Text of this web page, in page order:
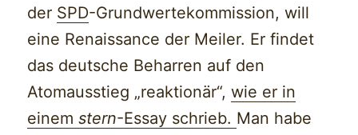
der SPD-Grundwertekommission, will
eine Renaissance der Meiler. Er findet
das deutsche Beharren auf den
Atomausstieg „reaktionär“,wie er in
einemstern-Essay schrieb. Man habe